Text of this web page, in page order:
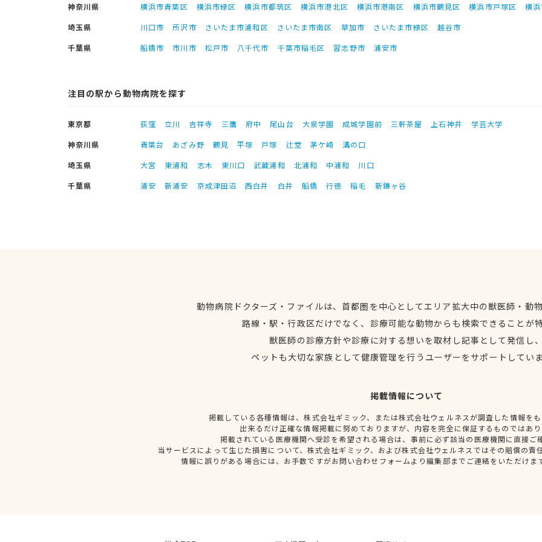
神奈川県 横浜市青葉区 横浜市緑区 横浜市都筑区 横浜市港北区 横浜市港南区 横浜市鶴見区 横浜市戸塚区
横
埼玉県
川口市 所沢市 さいたま市浦和区 さいたま市南区 草加市 さいたま市緑区
越谷市
千葉県
船橋市 市川市 松戸市 八千代市 千葉市稲毛区 習志野市 浦安市
注目の駅から動物病院を探す
東京都 荻窪 立川 吉祥寺 三鷹 府中 尾山台 大泉学園 成城学園前 三軒茶屋 上石神井
学芸大学
神奈川県
青葉台 あざみ野 鶴見 平塚 戸塚 辻堂 茅ケ崎
溝の口
埼玉県
大宮 東浦和 志木 東川口 武蔵浦和 北浦和 中浦和
川口
千葉県
浦安 新浦安 京成津田沼 西白井 白井 船橋 行徳 稲毛 新鎌ヶ谷
動物病院ドクターズ・ファイルは、首都圏を中心としてエリア拡大中の獣医師・動
路線・駅・行政区だけでなく、診療可能な動物からも検索できることが
獣医師の診療方針や診療に対する想いを取材し記事として発信し
ペットも大切な家族として健康管理を行うユーザーをサポートしてい
掲載情報について
掲載している各種情報は、株式会社ギミック、または株式会社ウェルネスが調査した情報を
出来るだけ正確な情報掲載に努めておりますが、内容を完全に保証するものではあ
掲載されている医療機関へ受診を希望される場合は、事前に必ず該当の医療機関に直接ご
当サービスによって生じた損害について、株式会社ギミック、および株式会社ウェルネスではその賠償の責
情報に誤りがある場合には、お手数ですがお問い合わせフォームより編集部までご連絡をいただけま